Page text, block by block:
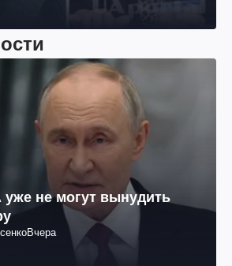
не могут вынудить
Вчера